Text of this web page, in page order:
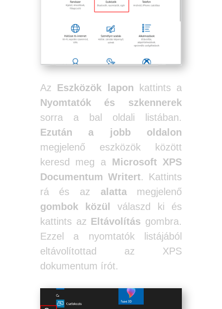
Az Eszközök lapon kattints a
Nyomtatók és szkennerek
sorra a bal oldali listában.
Ezután a jobb oldalon
megjelenő eszközök között
keresd meg a Microsoft XPS
Documentum Writert. Kattints
rá és az alattamegjelenő
gombok közül
válaszd ki és
kattints az Eltávolítás gombra.
Ezzel a nyomtatók listájából
eltávolítottad az XPS
dokumentum írót.